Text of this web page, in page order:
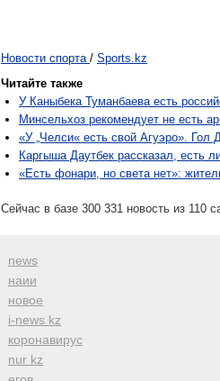
Новости спорта / Sports.kz
Читайте также
У Каныбека Туманбаева есть
Минсельхоз рекомендует не есть
«У „Челси« есть свой Агуэро». Гол
Каргыша Даутбек рассказал, есть
«Есть фонари, но света нет»:
Сейчас в базе 300 331 новость из 110
news
наии
новое
i-news kz
коронавирус
nur kz